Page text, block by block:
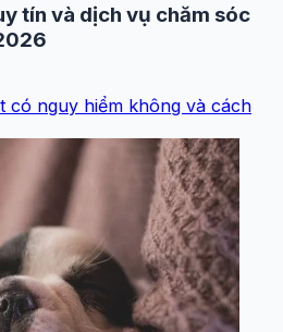
tín và dịch vụ chăm sóc
có nguy hiểm không và cách